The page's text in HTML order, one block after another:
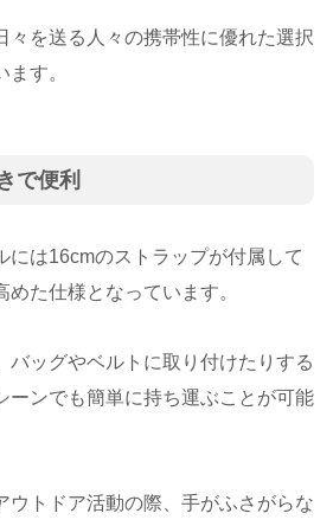
々を送る人々の携帯性に優れた選択
す。
で便利
には16cmのストラップが付属して
た仕様となっています。
バッグやベルトに取り付けたりする
ーンでも簡単に持ち運ぶことが可能
ウトドア活動の際、手がふさがらな